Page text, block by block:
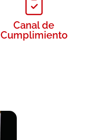
Canal de
Cumplimiento